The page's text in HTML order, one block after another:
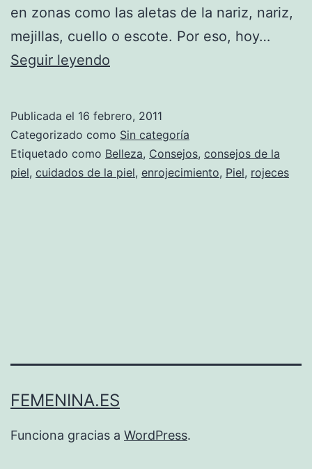
en zonas como las aletas de la nariz, nariz,
mejillas, cuello o escote. Por eso, hoy…
Seguir leyendo
el
enrojecimiento
de
Publicada el 16 febrero, 2011
Categorizado como Sin categoría
Etiquetado como Belleza, Consejos, consejos de la
piel, cuidados de la piel, enrojecimiento, Piel, rojeces
FEMENINA.ES
Funciona gracias a WordPress.